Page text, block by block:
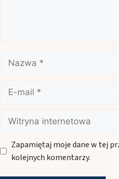
Nazwa
mail
Witryna
internetowa
Zapamiętaj moje dane w tej
kolejnych komentarzy.